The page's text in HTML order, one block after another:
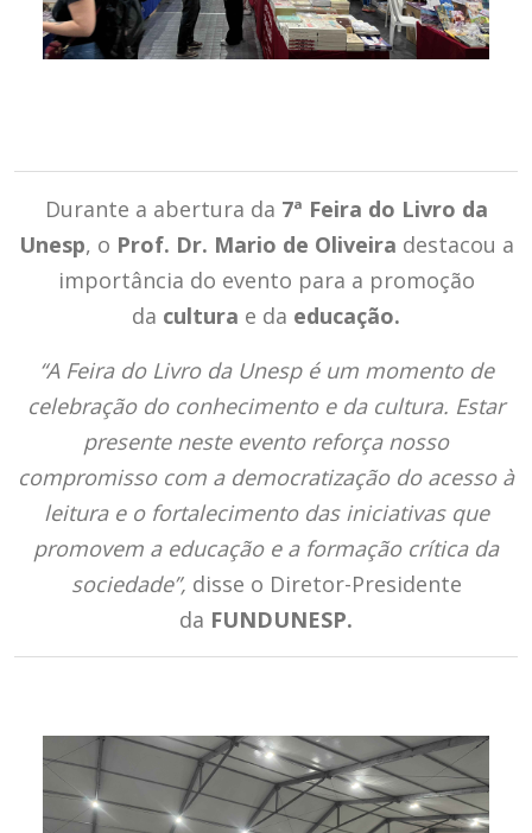
Durante a abertura da 7ª Feira do Livro da
Unesp, o Prof. Dr. Mario de Oliveira destacou a
importância do evento para a promoção
da cultura e da educação.
“A Feira do Livro da Unesp é um momento de
celebração do conhecimento e da cultura. Estar
presente neste evento reforça nosso
compromisso com a democratização do acesso à
leitura e o fortalecimento das iniciativas que
promovem a educação e a formação crítica da
sociedade”, disse o Diretor-Presidente
da FUNDUNESP.